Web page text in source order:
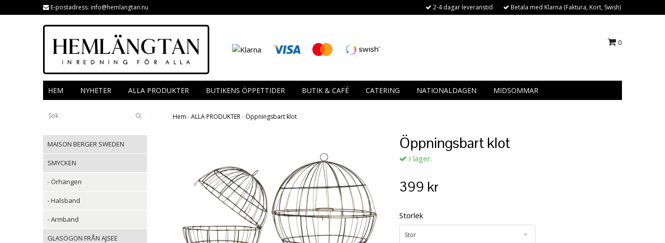
E-postadress: info@hemlangtan.nu 2-4 dagar leveranstid Betala med Klarna (Faktura, Kort, Swish)
0
HEM NYHETER ALLA PRODUKTER BUTIKENS ÖPPETTIDER BUTIK & CAFÉ CATERING NATIONALDAGEN MIDSOMMAR
MAISON BERGER SWEDEN
SMYCKEN
- Örhängen
- Halsband
- Armband
GLASÖGON FRÅN AJSEE
Hem › ALLA PRODUKTER› Öppningsbart klot
Öppningsbart klot
I lager.
399 kr
Storlek
Stor